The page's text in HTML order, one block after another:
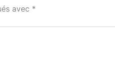
avec *